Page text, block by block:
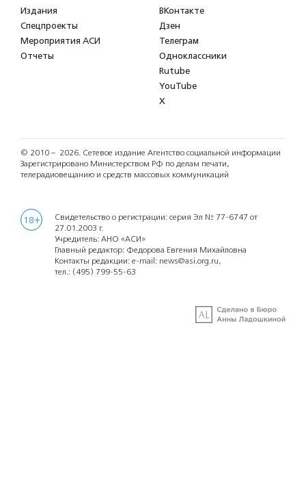
Издания
Спецпроекты
Мероприятия АСИ
Отчеты
ВКонтакте
Дзен
Телеграм
Одноклассники
Rutube
YouTube
X
© 2010 – 2026. Сетевое издание Агентство социальной информации
Зарегистрировано Министерством РФ по делам печати,
телерадиовещанию и средств массовых коммуникаций
18+
Свидетельство о регистрации: серия Эл № 77-6747 от
27.01.2003 г.
Учредитель: АНО «АСИ»
Главный редактор: Федорова Евгения Михайловна
Контакты редакции: e-mail: news@asi.org.ru,
тел.: (495) 799-55-63